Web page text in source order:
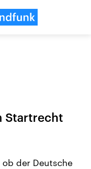
Startrecht
der Deutsche